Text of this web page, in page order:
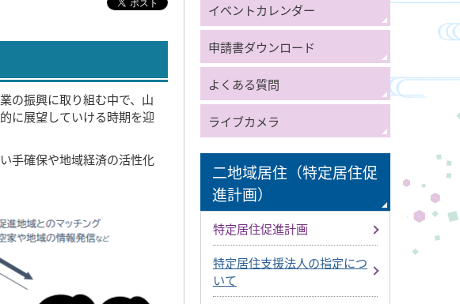
の振興に取り組む中で、山
に展望していける時期を迎
手確保や地域経済の活性化
イベントカレンダー
申請書ダウンロード
よくある質問
ライブカメラ
二地域居住（特定居住促
進計画）
特定居住促進計画
特定居住支援法人の指定につ
いて